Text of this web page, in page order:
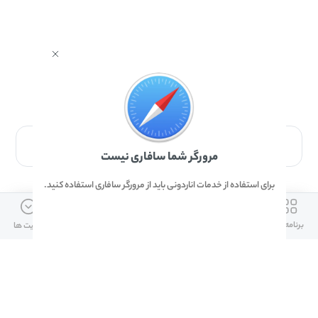
برای دانلود برنامه با مرورگر Safari وارد شوید.
ارتباط با ما
برنامه ها آپدیت ها
مرورگر شما سافاری نیست
برای استفاده از خدمات اناردونی باید از مرورگر سافاری استفاده کنید.